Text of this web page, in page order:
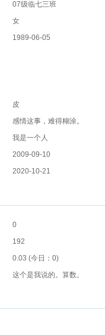
07级临七三班
女
1989-06-05
皮
感情这事，难得糊涂。
我是一个人
2009-09-10
2020-10-21
0
192
0.03 (今日：0)
这个是我说的。算数。